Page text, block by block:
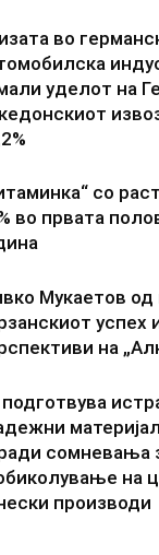
во
уделот на
со
во првата
Мукаетов од
успех
на
сомневања
на
производи